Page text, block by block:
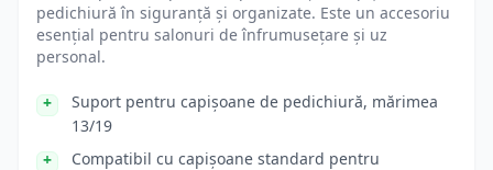
pedichiură în siguranță și organizate. Este un accesoriu
esențial pentru salonuri de înfrumusețare și uz
personal.
Suport pentru capișoane de pedichiură, mărimea
13/19
Compatibil cu capișoane standard pentru